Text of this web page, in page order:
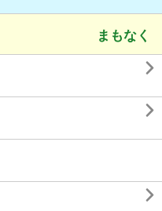
まもなく


